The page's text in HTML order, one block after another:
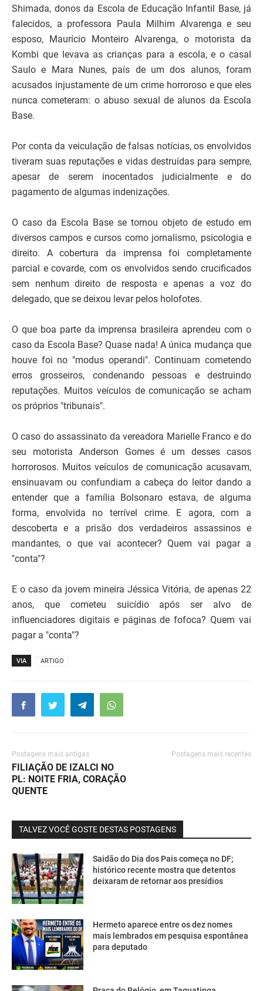
Shimada, donos da Escola de Educação Infantil Base, já
falecidos, a professora Paula Milhim Alvarenga e seu
esposo, Maurício Monteiro Alvarenga, o motorista da
Kombi que levava as crianças para a escola, e o casal
Saulo e Mara Nunes, país de um dos alunos, foram
acusados injustamente de um crime horroroso e que eles
nunca cometeram: o abuso sexual de alunos da Escola
Base.
Por conta da veiculação de falsas notícias, os envolvidos
tiveram suas reputações e vidas destruídas para sempre,
apesar de serem inocentados judicialmente e do
pagamento de algumas indenizações.
O caso da Escola Base se tornou objeto de estudo em
diversos campos e cursos como jornalismo, psicologia e
direito. A cobertura da imprensa foi completamente
parcial e covarde, com os envolvidos sendo crucificados
sem nenhum direito de resposta e apenas a voz do
delegado, que se deixou levar pelos holofotes.
O que boa parte da imprensa brasileira aprendeu com o
caso da Escola Base? Quase nada! A única mudança que
houve foi no "modus operandi". Continuam cometendo
erros grosseiros, condenando pessoas e destruindo
reputações. Muitos veículos de comunicação se acham
os próprios "tribunais".
O caso do assassinato da vereadora Marielle Franco e do
seu motorista Anderson Gomes é um desses casos
horrorosos. Muitos veículos de comunicação acusavam,
ensinuavam ou confundiam a cabeça do leitor dando a
entender que a família Bolsonaro estava, de alguma
forma, envolvida no terrível crime. E agora, com a
descoberta e a prisão dos verdadeiros assassinos e
mandantes, o que vai acontecer? Quem vai pagar a
"conta"?
E o caso da jovem mineira Jéssica Vitória, de apenas 22
anos, que cometeu suicídio após ser alvo de
influenciadores digitais e páginas de fofoca? Quem vai
pagar a "conta"?
VIA ARTIGO
Postagens mais antigas
FILIAÇÃO DE IZALCI NO
PL: NOITE FRIA, CORAÇÃO
QUENTE
Postagens mais recentes
TALVEZ VOCÊ GOSTE DESTAS POSTAGENS
Saidão do Dia dos Pais começa no DF;
histórico recente mostra que detentos
deixaram de retornar aos presídios
Hermeto aparece entre os dez nomes
mais lembrados em pesquisa espontânea
para deputado